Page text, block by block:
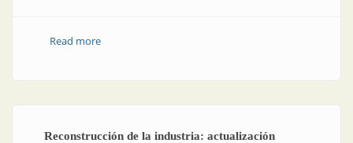
Read moreabout En plena pandemia: barrios populares,
Reconstrucción de la industria: actualización